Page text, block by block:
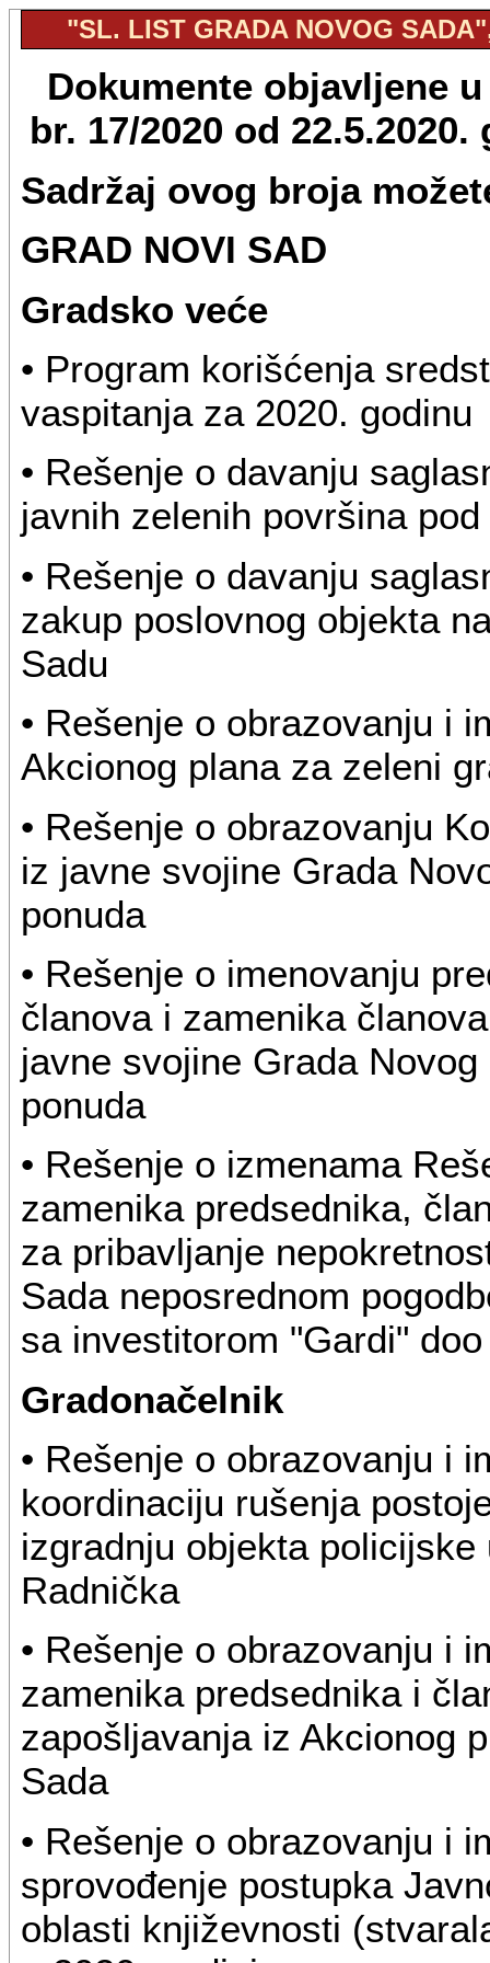
"SL. LIST GRADA NOVOG
Dokumente objavljene
br. 17/2020 od
Sadržaj ovog broja
GRAD NOVI SAD
Gradsko veće
• Program korišćenja
vaspitanja za 2020. godinu
• Rešenje o davanju
javnih zelenih površina
• Rešenje o davanju
zakup poslovnog objekta
Sadu
• Rešenje o obrazovanju i
Akcionog plana za zeleni
• Rešenje o obrazovanju
iz javne svojine Grada
ponuda
• Rešenje o imenovanju
članova i zamenika
javne svojine Grada
ponuda
• Rešenje o izmenama
zamenika predsednika,
za pribavljanje
Sada neposrednom
sa investitorom "Gardi"
Gradonačelnik
• Rešenje o obrazovanju i
koordinaciju rušenja
izgradnju objekta
Radnička
• Rešenje o obrazovanju i
zamenika predsednika i
zapošljavanja iz Akcionog
Sada
• Rešenje o obrazovanju i
sprovođenje postupka
oblasti književnosti